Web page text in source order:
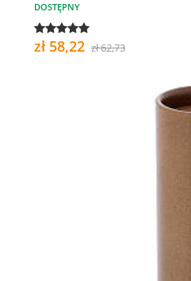
DOSTĘPNY
zł 58,22 zł 62,73